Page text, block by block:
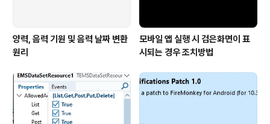
양력, 음력 기원 및 음력 날짜 변환
원리
모바일 앱 실행 시 검은화면이 표
시되는 경우 조치방법